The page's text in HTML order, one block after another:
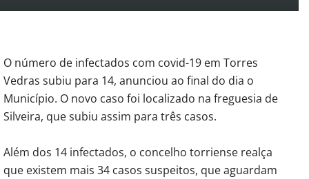
O número de infectados com covid-19 em Torres
Vedras subiu para 14, anunciou ao final do dia o
Município. O novo caso foi localizado na freguesia de
Silveira, que subiu assim para três casos.
Além dos 14 infectados, o concelho torriense realça
que existem mais 34 casos suspeitos, que aguardam